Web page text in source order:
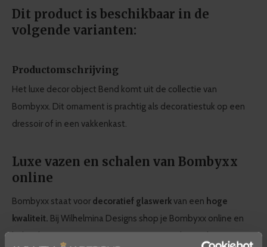
Dit product is beschikbaar in de
volgende varianten:
Productomschrijving
Het luxe decor object Bend komt uit de collectie van
Bombyxx. Dit ornament is prachtig als decoratiestuk op een
dressoir of in een vakkenkast.
Luxe vazen en schalen van Bombyxx
online
Bombyxx staat voor decoratief glaswerkvan een hoge
kwaliteit. Bij Wilhelmina Designs shop je Bombyxx online en
heb je keuze uit een ruim assortiment. Denk aan glazen